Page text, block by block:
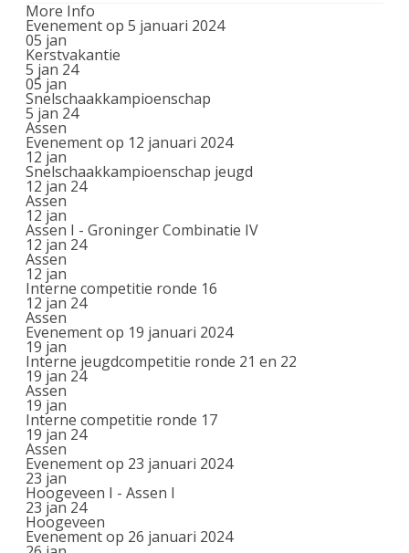
More Info
Evenement op 5 januari 2024
05 jan
Kerstvakantie
5 jan 24
05 jan
Snelschaakkampioenschap
5 jan 24
Assen
Evenement op 12 januari 2024
12 jan
Snelschaakkampioenschap jeugd
12 jan 24
Assen
12 jan
Assen I - Groninger Combinatie IV
12 jan 24
Assen
12 jan
Interne competitie ronde 16
12 jan 24
Assen
Evenement op 19 januari 2024
19 jan
Interne jeugdcompetitie ronde 21 en 22
19 jan 24
Assen
19 jan
Interne competitie ronde 17
19 jan 24
Assen
Evenement op 23 januari 2024
23 jan
Hoogeveen I - Assen I
23 jan 24
Hoogeveen
Evenement op 26 januari 2024